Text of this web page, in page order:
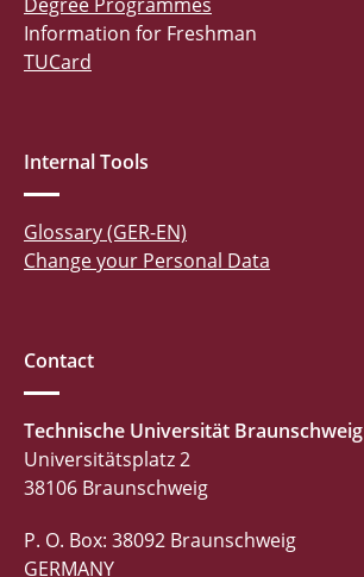
Information for Freshman
TUCard
Internal Tools
Glossary (GER-EN)
Change your Personal Data
Contact
Technische Universität Braunschweig
Universitätsplatz 2
38106 Braunschweig
P. O. Box: 38092 Braunschweig
GERMANY